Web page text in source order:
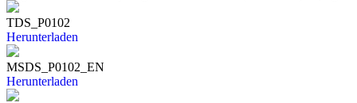
TDS_P0102
Herunterladen
MSDS_P0102_EN
Herunterladen